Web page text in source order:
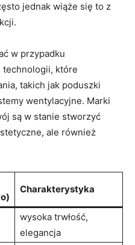
jednak wiąże ‌się‌ to z
w przypadku
technologii, ‍które
takich jak poduszki
wentylacyjne. Marki
są w stanie ⁣stworzyć
ale również
Charakterystyka
wysoka trwłość,‌
elegancja